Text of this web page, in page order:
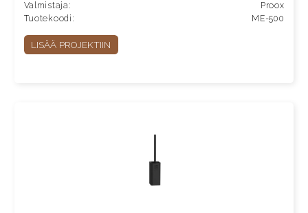
Valmistaja:
Proox
Tuotekoodi:
ME-500
LISÄÄ PROJEKTIIN